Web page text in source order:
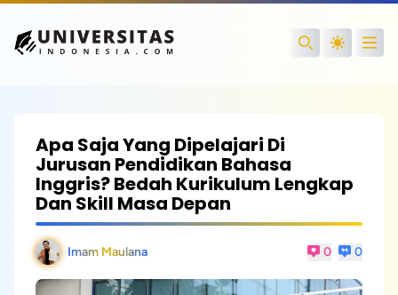
Search
Apa Saja Yang Dipelajari Di
Jurusan Pendidikan Bahasa
Inggris? Bedah Kurikulum Lengkap
Dan Skill Masa Depan
Imam Maulana 0 0